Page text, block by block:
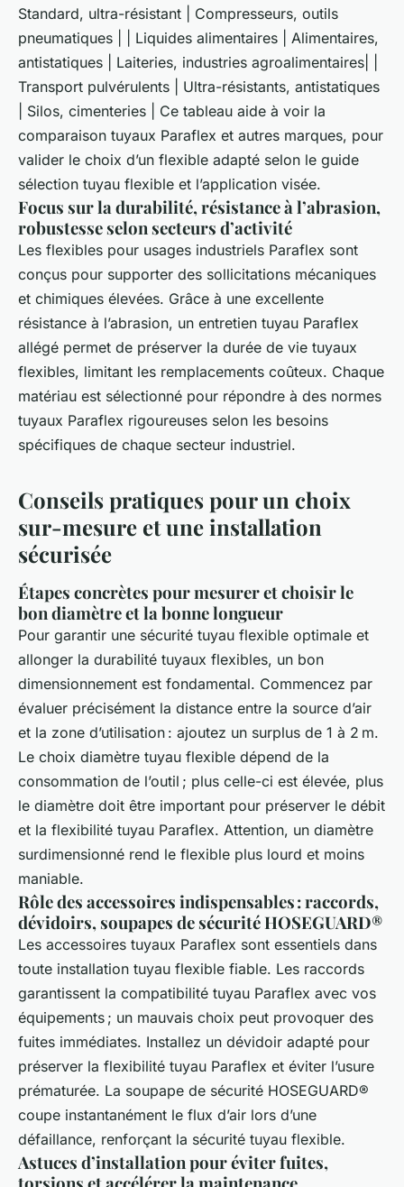
Standard, ultra-résistant | Compresseurs, outils
pneumatiques | | Liquides alimentaires | Alimentaires,
antistatiques | Laiteries, industries agroalimentaires| |
Transport pulvérulents | Ultra-résistants, antistatiques
| Silos, cimenteries | Ce tableau aide à voir la
comparaison tuyaux Paraflex et autres marques, pour
valider le choix d’un flexible adapté selon le guide
sélection tuyau flexible et l’application visée.
Focus sur la durabilité, résistance à l’abrasion,
robustesse selon secteurs d’activité
Les flexibles pour usages industriels Paraflex sont
conçus pour supporter des sollicitations mécaniques
et chimiques élevées. Grâce à une excellente
résistance à l’abrasion, un entretien tuyau Paraflex
allégé permet de préserver la durée de vie tuyaux
flexibles, limitant les remplacements coûteux. Chaque
matériau est sélectionné pour répondre à des normes
tuyaux Paraflex rigoureuses selon les besoins
spécifiques de chaque secteur industriel.
Conseils pratiques pour un choix
sur-mesure et une installation
sécurisée
Étapes concrètes pour mesurer et choisir le
bon diamètre et la bonne longueur
Pour garantir une sécurité tuyau flexible optimale et
allonger la durabilité tuyaux flexibles, un bon
dimensionnement est fondamental. Commencez par
évaluer précisément la distance entre la source d’air
et la zone d’utilisation : ajoutez un surplus de 1 à 2 m.
Le choix diamètre tuyau flexible dépend de la
consommation de l’outil ; plus celle-ci est élevée, plus
le diamètre doit être important pour préserver le débit
et la flexibilité tuyau Paraflex. Attention, un diamètre
surdimensionné rend le flexible plus lourd et moins
maniable.
Rôle des accessoires indispensables : raccords,
dévidoirs, soupapes de sécurité HOSEGUARD®
Les accessoires tuyaux Paraflex sont essentiels dans
toute installation tuyau flexible fiable. Les raccords
garantissent la compatibilité tuyau Paraflex avec vos
équipements ; un mauvais choix peut provoquer des
fuites immédiates. Installez un dévidoir adapté pour
préserver la flexibilité tuyau Paraflex et éviter l’usure
prématurée. La soupape de sécurité HOSEGUARD®
coupe instantanément le flux d’air lors d’une
défaillance, renforçant la sécurité tuyau flexible.
Astuces d’installation pour éviter fuites,